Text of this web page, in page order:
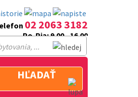
02 2063 3182
Po-Pia: 9.00 - 16.00
HĽADAŤ